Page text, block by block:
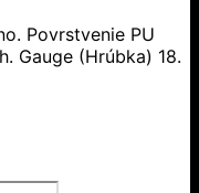
Povrstvenie PU
Gauge (Hrúbka) 18.